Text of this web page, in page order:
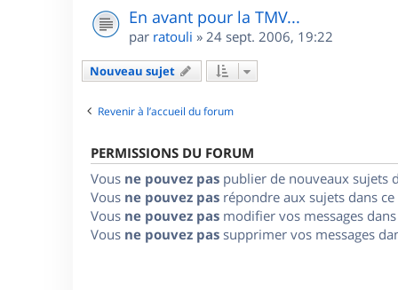
En avant pour la TMV...
par ratouli » 24 sept. 2006, 19:22
Nouveau sujet
Revenir à l’accueil du forum
PERMISSIONS DU FORUM
Vous ne pouvez pas publier de nouveaux sujets
Vous ne pouvez pas répondre aux sujets dans
Vous ne pouvez pas modifier vos messages
Vous ne pouvez pas supprimer vos messages